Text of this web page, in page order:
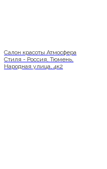
Салон красоты Атмосфера
Стиля - Россия, Тюмень,
Народная улица, 4к2